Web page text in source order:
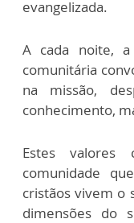
evangelizada.
A cada noite,
comunitária
na missão,
conhecimento,
Estes valores
comunidade
cristãos vivem o
dimensões do